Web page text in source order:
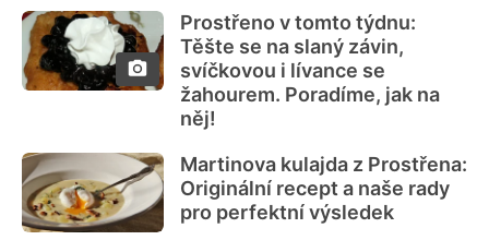
Prostřeno v tomto týdnu:
Těšte se na slaný závin,
svíčkovou i lívance se
žahourem. Poradíme, jak na
něj!
Martinova kulajda z Prostřena:
Originální recept a naše rady
pro perfektní výsledek